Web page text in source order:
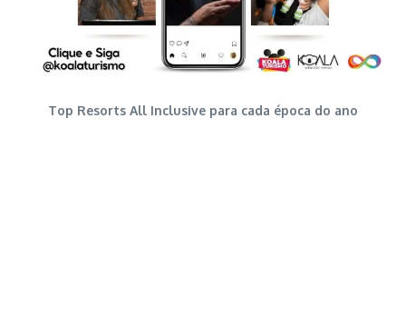
Top Resorts All Inclusive para cada época do ano